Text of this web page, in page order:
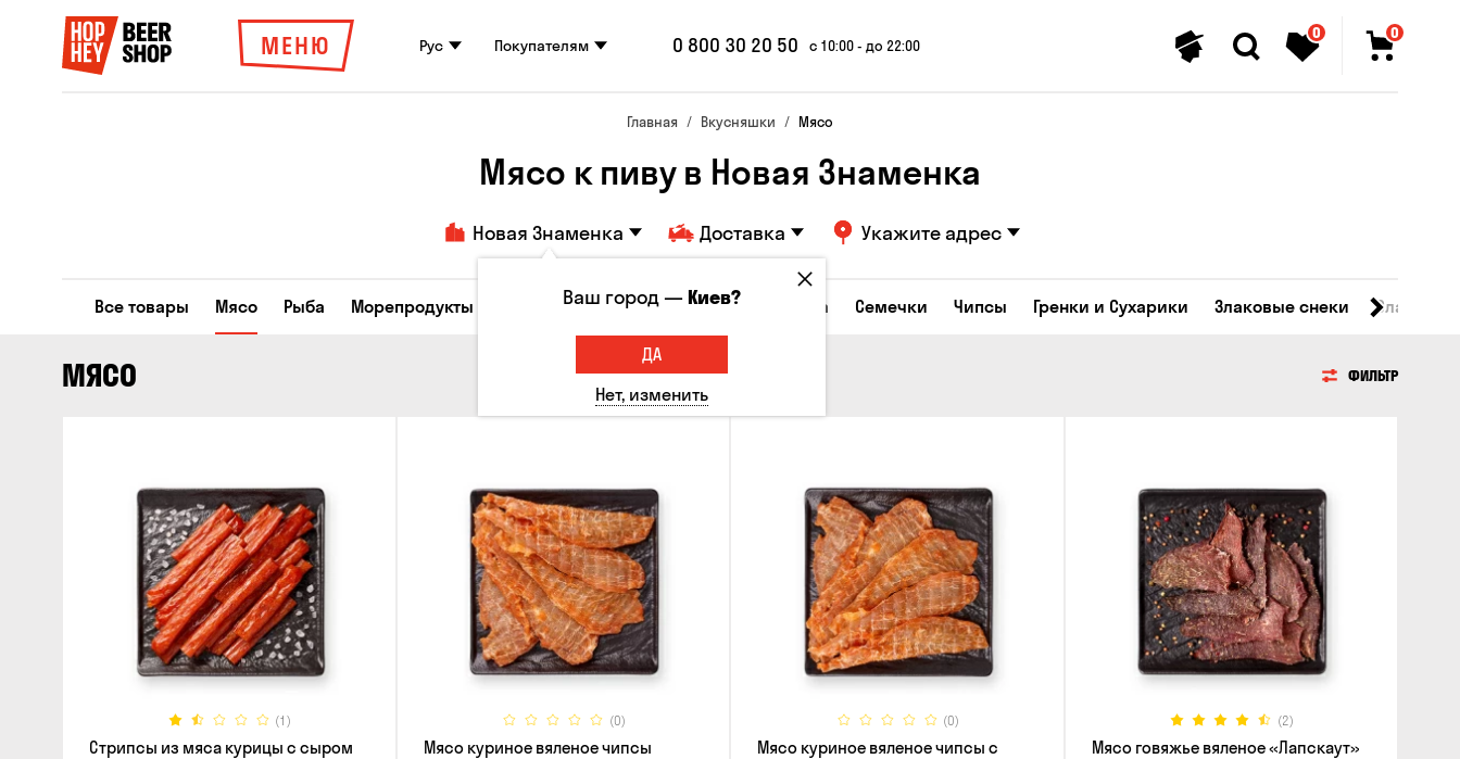
МЕНЮ Рус Покупателям 0 800 30 20 50 с 10:00 - до 22:00
0 0
Главная Вкусняшки Мясо
Мясо к пиву в Новая Знаменка
Новая Знаменка Доставка Укажите адрес
Все товары Мясо Рыба Морепродукты Сырные закуски Орешки Кукуруза Семечки Чипсы Гренки и Сухарики Злаковые снеки Сладости
МЯСО ФИЛЬТР
(1)
Стрипсы из мяса курицы с сыром
(0)
Мясо куриное вяленое чипсы
(0)
Мясо куриное вяленое чипсы с
(2)
Мясо говяжье вяленое «Лапскаут»
Ваш город —Киев?
ДА
Нет, изменить